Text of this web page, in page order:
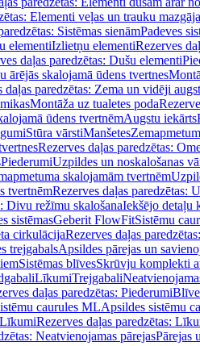
Elementi veļas un trauku
Sistēmas sienāmPadeves
elementiIzlietņu elementiRezerves
daļas paredzētas: Dušu elementi
ārējās skalojamā ūdens tvertnes
daļas paredzētas: Zema un vidēji
Montāža uz tualetes poda
ūdens tvertnēmAugstu iekārts
Stūra vārstiManšetes
Rezerves daļas paredzētas:
PiederumiUzpildes un noskalošanas
skalojamām tvertnēm
tvertnēmRezerves daļas paredzētas:
Divu režīmu skalošanaIekšējo detaļu
sistēmasGeberit FlowFitSistēmu
cirkulācijaRezerves daļas
trejgabalsApsildes pārejas un
Sistēmas blīvesSkrūvju komplekti
LīkumiTrejgabali
daļas paredzētas: Piederumi
caurules MLApsildes sistēmu
LīkumiRezerves daļas paredzētas:
Neatvienojamas pārejasPārejas